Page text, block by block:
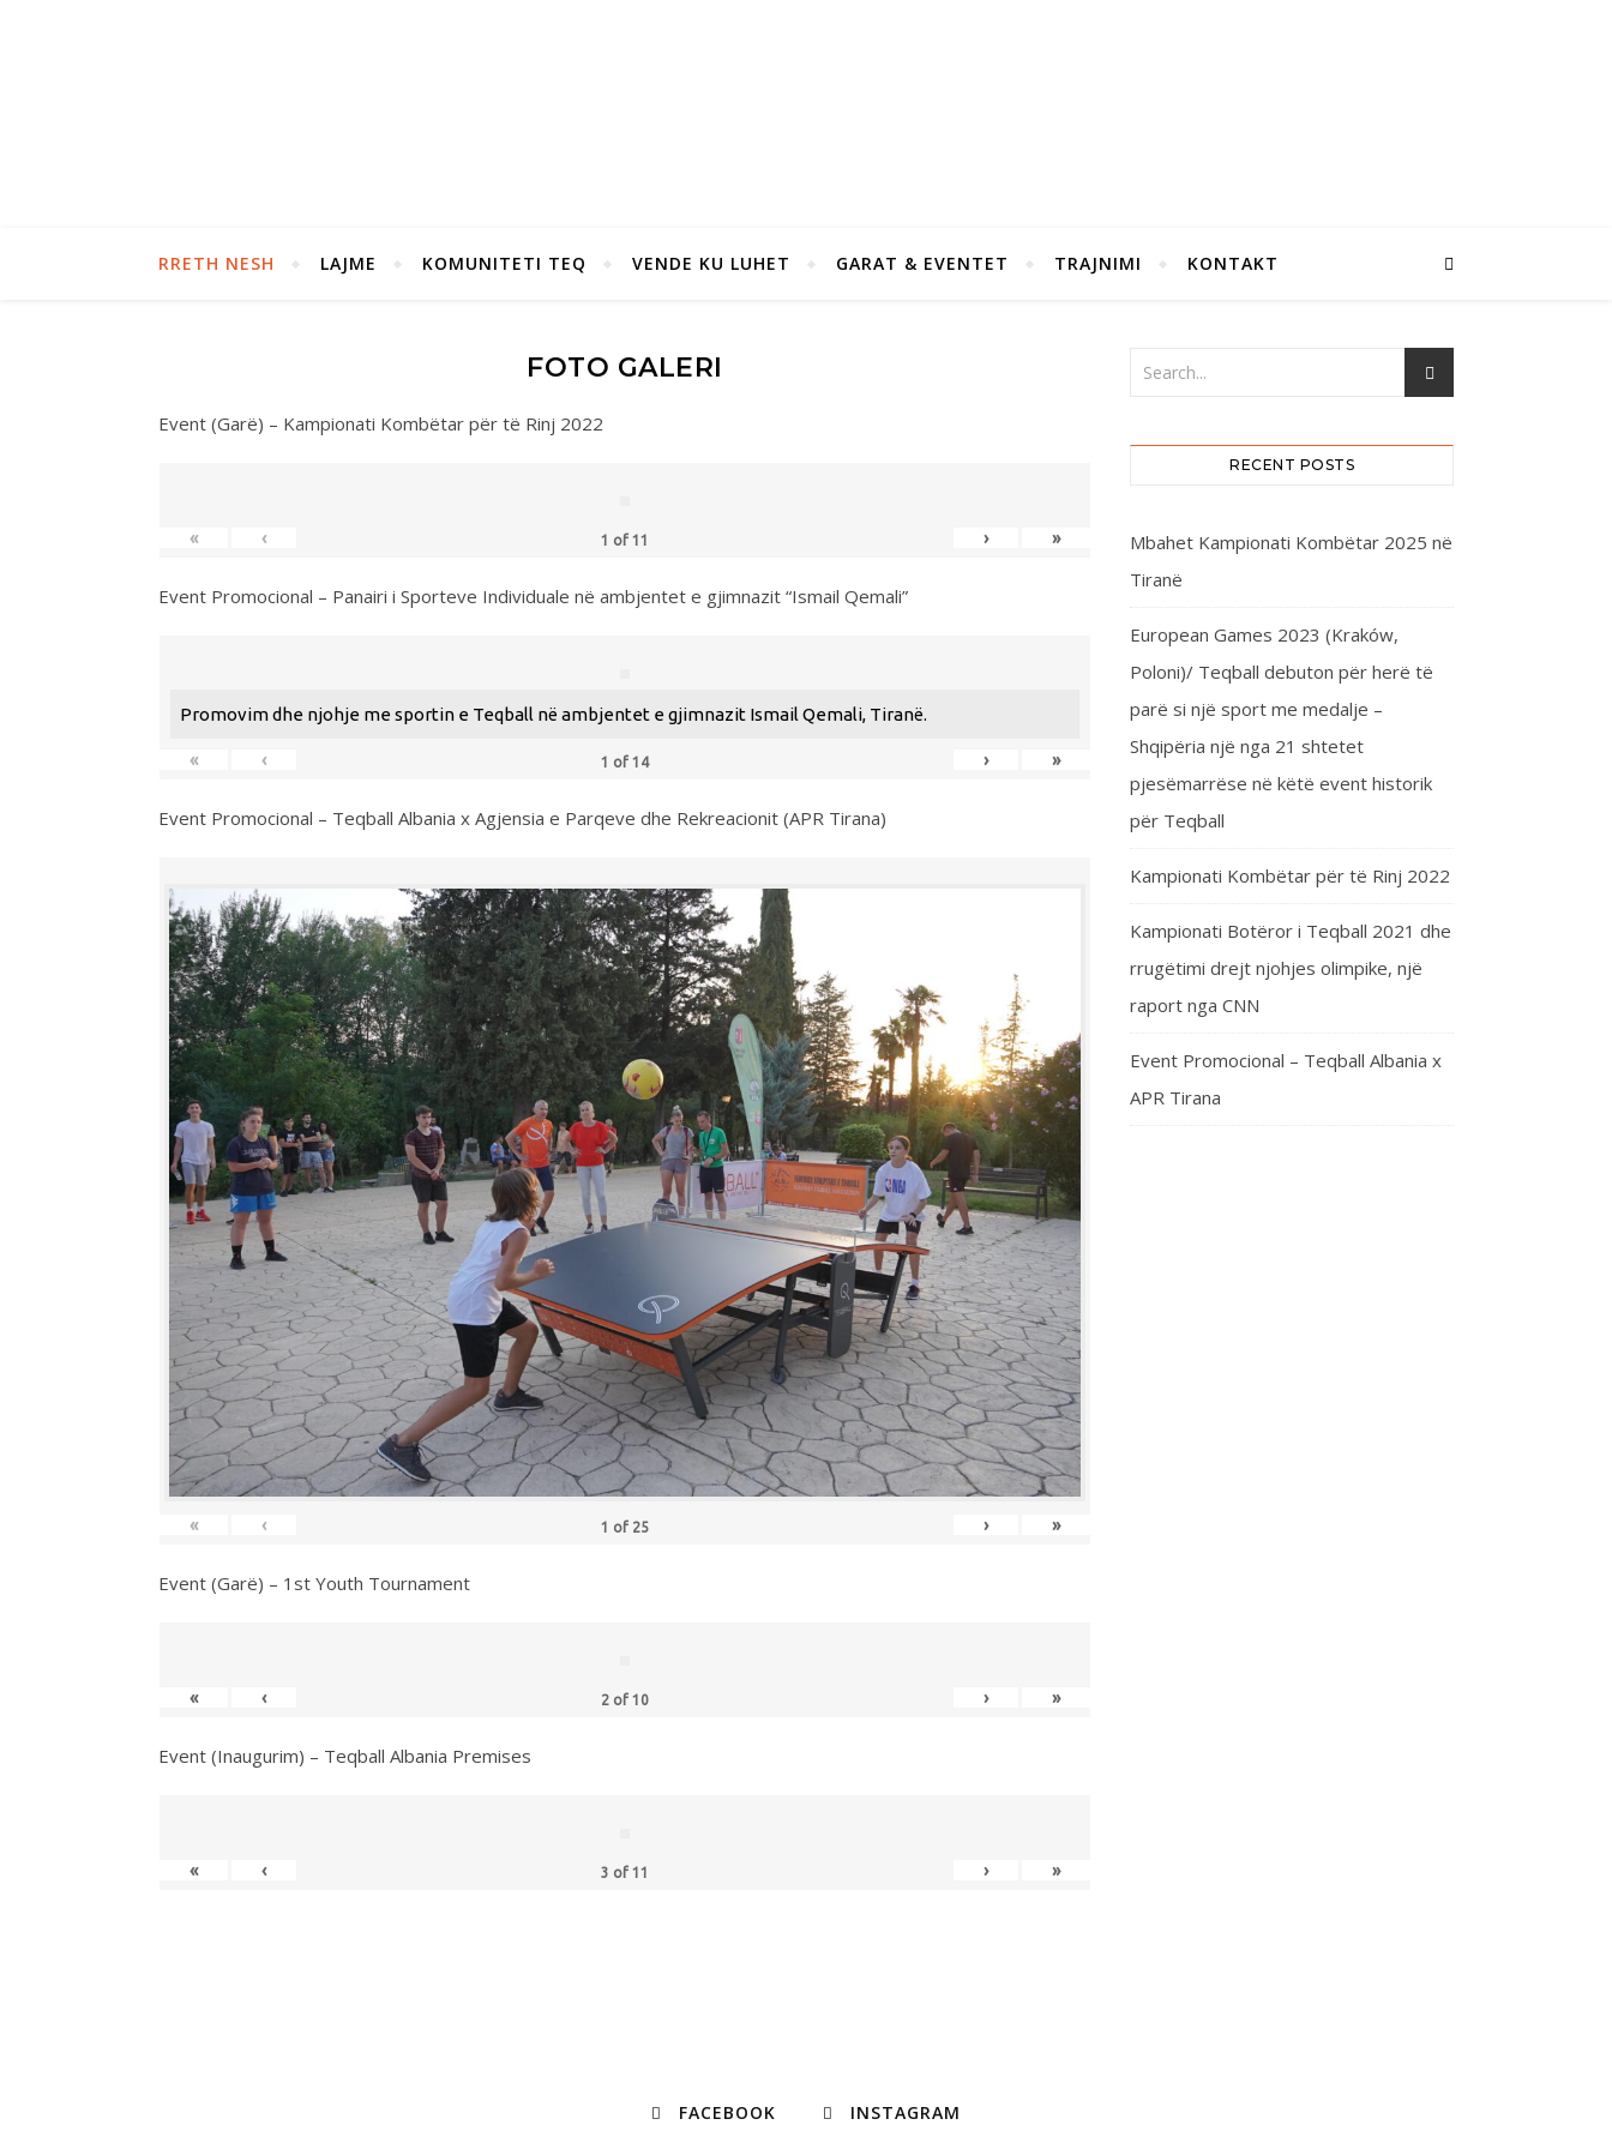
RRETH NESH LAJME KOMUNITETI TEQ VENDE KU LUHET GARAT & EVENTET TRAJNIMI KONTAKT
FOTO GALERI
Event (Garë) – Kampionati Kombëtar për të Rinj 2022
« ‹ 1 of 11 › »
Event Promocional – Panairi i Sporteve Individuale në ambjentet e gjimnazit “Ismail Qemali”
Promovim dhe njohje me sportin e Teqball në ambjentet e gjimnazit Ismail Qemali, Tiranë.
« ‹ 1 of 14 › »
Event Promocional – Teqball Albania x Agjensia e Parqeve dhe Rekreacionit (APR Tirana)
« ‹ 1 of 25 › »
Event (Garë) – 1st Youth Tournament
« ‹ 2 of 10 › »
Event (Inaugurim) – Teqball Albania Premises
« ‹ 3 of 11 › »
RECENT POSTS
Mbahet Kampionati Kombëtar 2025 në
Tiranë
European Games 2023 (Kraków,
Poloni)/ Teqball debuton për herë të
parë si një sport me medalje –
Shqipëria një nga 21 shtetet
pjesëmarrëse në këtë event historik
për Teqball
Kampionati Kombëtar për të Rinj 2022
Kampionati Botëror i Teqball 2021 dhe
rrugëtimi drejt njohjes olimpike, një
raport nga CNN
Event Promocional – Teqball Albania x
APR Tirana
FACEBOOK INSTAGRAM